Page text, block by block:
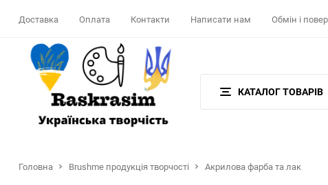
Доставка Оплата Контакти Написати нам Обмін і
КАТАЛОГ ТОВАРІВ
Головна Brushme продукція творчості Акрилова фарба та лак